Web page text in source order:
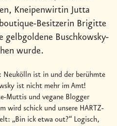
Kneipenwirtin Jutta
Besitzerin Brigitte
gelbgoldene Buschkowsky-
wurde.
Neukölln ist in und der berühmte
ist nicht mehr im Amt!
Muttis und vegane Blogger
wird schick und unsere HARTZ-
„Bin ick etwa out?“ Logisch,